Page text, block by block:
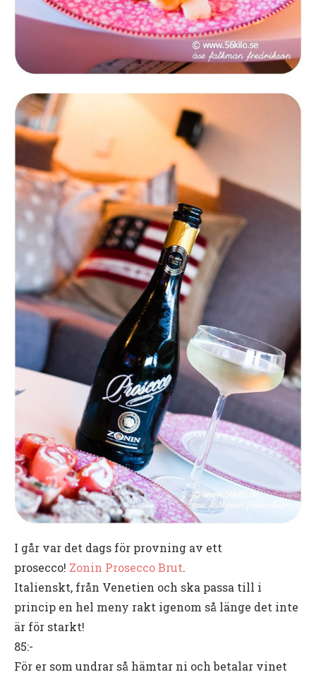
I går var det dags för provning av ett
prosecco! Zonin Prosecco Brut.
Italienskt, från Venetien och ska passa till i
princip en hel meny rakt igenom så länge det inte
är för starkt!
85:-
För er som undrar så hämtar ni och betalar vinet